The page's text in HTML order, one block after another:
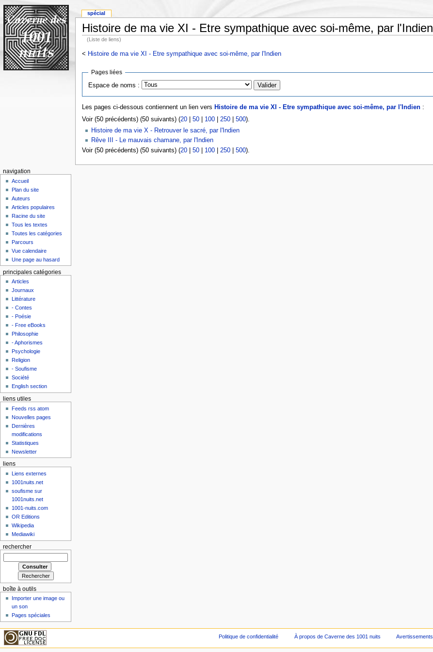
Histoire de ma vie XI - Etre sympathique avec soi-même, par l'Indien
(Liste de liens)
< Histoire de ma vie XI - Etre sympathique avec soi-même, par l'Indien
Pages liées
Espace de noms :
Les pages ci-dessous contiennent un lien vers Histoire de ma vie XI - Etre sympathique avec soi-même, par l'Indien:
Voir (50 précédents) (50 suivants) (20| 50| 100| 250| 500).
Histoire de ma vie X - Retrouver le sacré, par l'Indien
Rêve III - Le mauvais chamane, par l'Indien
Voir (50 précédents) (50 suivants) (20| 50| 100| 250| 500).
spécial
navigation
Accueil
Plan du site
Auteurs
Articles populaires
Racine du site
Tous les textes
Toutes les catégories
Parcours
Vue calendaire
Une page au hasard
principales catégories
Articles
Journaux
Littérature
- Contes
- Poésie
- Free eBooks
Philosophie
- Aphorismes
Psychologie
Religion
- Soufisme
Société
English section
liens utiles
Feeds rss atom
Nouvelles pages
Dernières
modifications
Statistiques
Newsletter
liens
Liens externes
1001nuits.net
soufisme sur
1001nuits.net
1001-nuits.com
OR Editions
Wikipedia
Mediawiki
rechercher
boîte à outils
Importer une image ou
un son
Pages spéciales
Politique de confidentialité À propos de Caverne des 1001 nuits Avertissements